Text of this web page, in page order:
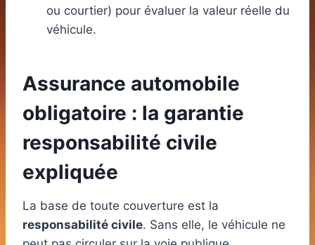
ou courtier) pour évaluer la valeur réelle du
véhicule.
Assurance automobile
obligatoire : la garantie
responsabilité civile
expliquée
La base de toute couverture est la
responsabilité civile. Sans elle, le véhicule ne